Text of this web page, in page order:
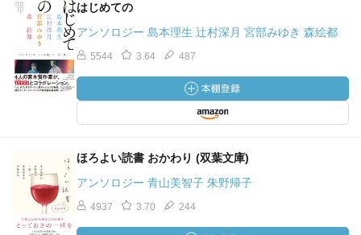
はじめての
アンソロジー 島本理生 辻村深月 宮部みゆき 森絵都
5544 3.64 487
ほろよい読書 おかわり (双葉文庫)
アンソロジー 青山美智子 朱野帰子
4937 3.70 244